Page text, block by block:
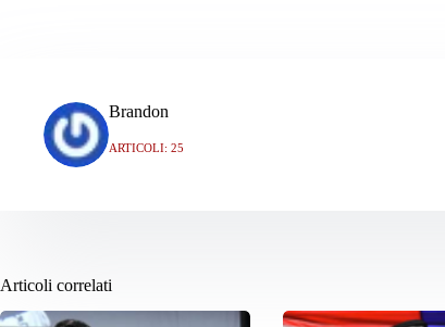
Brandon
ARTICOLI: 25
Articoli correlati